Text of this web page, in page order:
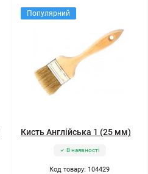
Популярний
Кисть Англійська 1 (25 мм)
В наявності
Код товару: 104429